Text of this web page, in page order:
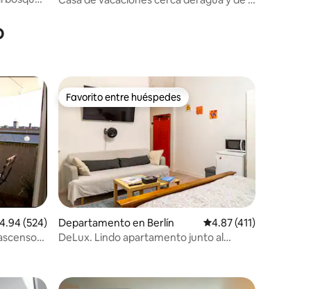
promedio: 4.94 de 5; 524 evaluaciones
4.94 (524)
Favorito entre huéspedes
Favorito entre huéspedes
Departamento en Berlín Calificación promedio:
4.87 (411)
DeLux. Lindo apartamento junto al